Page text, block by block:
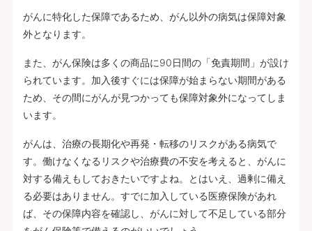
がんに特化した保障であるため、がん以外の病気は保障対象
外となります。
また、がん保険は多くの商品に90日間の「免責期間」が設け
られています。加入後すぐには保障が始まらない期間がある
ため、その間にがんが見つかっても保障対象外になってしま
います。
がんは、治療の長期化や再発・転移のリスクがある病気で
す。働けなくなるリスクや治療費の不安を考えると、がんに
対する備えもしておきたいですよね。とはいえ、過剰に備え
る必要はありません。すでに加入している医療保険があれ
ば、その保障内容を確認し、がんに対して不足している部分